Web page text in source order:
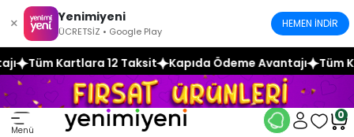
× Yenimiyeni
ÜCRETSİZ • Google Play
HEMEN İNDİR
Taksit Kapıda Ödeme Avantajı Tüm Kartlara 12 Taksit
Menü
0